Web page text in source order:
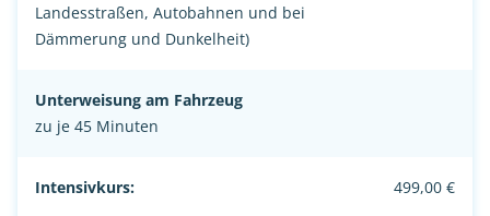
Landesstraßen, Autobahnen und bei
Dämmerung und Dunkelheit)
Unterweisung am Fahrzeug
zu je 45 Minuten
Intensivkurs: 499,00 €